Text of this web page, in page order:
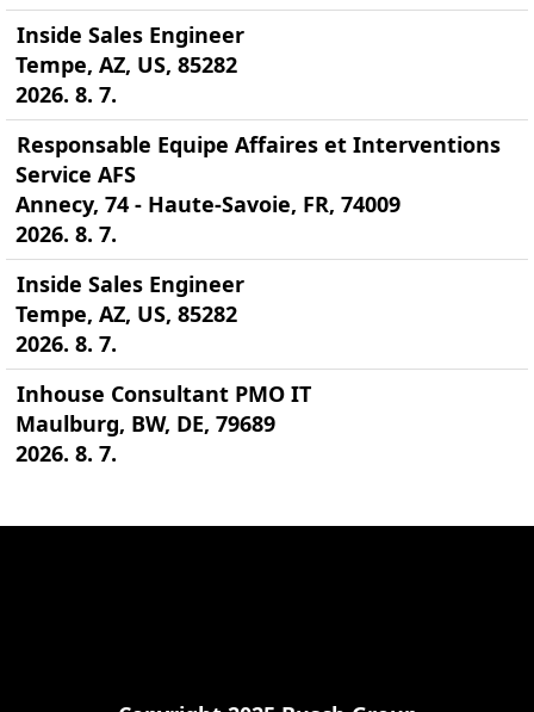
Inside Sales Engineer
Tempe, AZ, US, 85282
2026. 8. 7.
Responsable Equipe Affaires et Interventions
Service AFS
Annecy, 74 - Haute-Savoie, FR, 74009
2026. 8. 7.
Inside Sales Engineer
Tempe, AZ, US, 85282
2026. 8. 7.
Inhouse Consultant PMO IT
Maulburg, BW, DE, 79689
2026. 8. 7.